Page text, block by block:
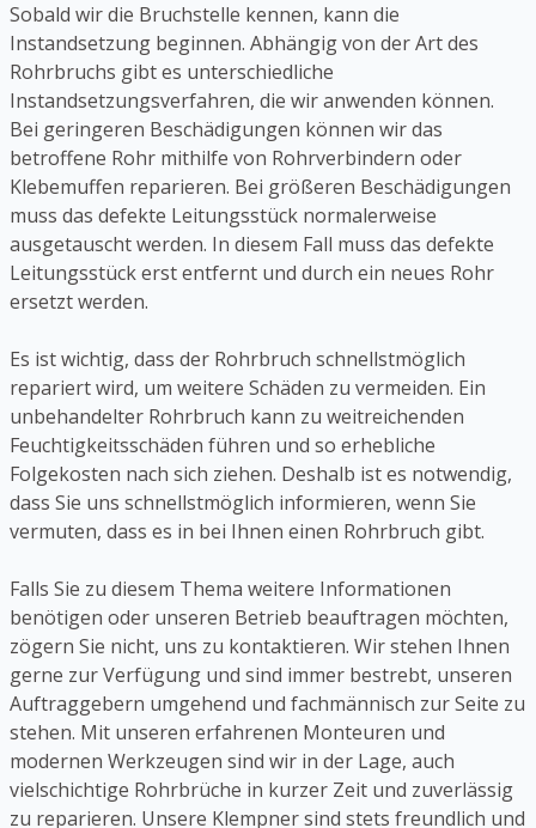
Sobald wir die Bruchstelle kennen, kann die
Instandsetzung beginnen. Abhängig von der Art des
Rohrbruchs gibt es unterschiedliche
Instandsetzungsverfahren, die wir anwenden können.
Bei geringeren Beschädigungen können wir das
betroffene Rohr mithilfe von Rohrverbindern oder
Klebemuffen reparieren. Bei größeren Beschädigungen
muss das defekte Leitungsstück normalerweise
ausgetauscht werden. In diesem Fall muss das defekte
Leitungsstück erst entfernt und durch ein neues Rohr
ersetzt werden.
Es ist wichtig, dass der Rohrbruch schnellstmöglich
repariert wird, um weitere Schäden zu vermeiden. Ein
unbehandelter Rohrbruch kann zu weitreichenden
Feuchtigkeitsschäden führen und so erhebliche
Folgekosten nach sich ziehen. Deshalb ist es notwendig,
dass Sie uns schnellstmöglich informieren, wenn Sie
vermuten, dass es in bei Ihnen einen Rohrbruch gibt.
Falls Sie zu diesem Thema weitere Informationen
benötigen oder unseren Betrieb beauftragen möchten,
zögern Sie nicht, uns zu kontaktieren. Wir stehen Ihnen
gerne zur Verfügung und sind immer bestrebt, unseren
Auftraggebern umgehend und fachmännisch zur Seite zu
stehen. Mit unseren erfahrenen Monteuren und
modernen Werkzeugen sind wir in der Lage, auch
vielschichtige Rohrbrüche in kurzer Zeit und zuverlässig
zu reparieren. Unsere Klempner sind stets freundlich und